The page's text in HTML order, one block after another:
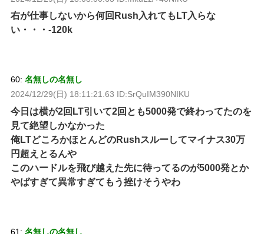
右が仕事しないから何回Rush入れてもLT入らな
い・・・-120k
60: 名無しの名無し
2024/12/29(日) 18:11:21.63 ID:SrQuIM390NIKU
今日は横が2回LT引いて2回とも5000発で終わってたのを
見て絶望しかなかった
俺LTどころかほとんどのRushスルーしてマイナス30万
円超えとるんや
このハードルを飛び越えた先に待ってるのが5000発とか
やばすぎて異常すぎてもう挫けそうやわ
61: 名無しの名無し